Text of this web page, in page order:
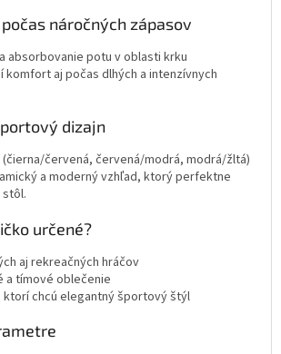
náročných zápasov
absorbovanie potu v oblasti krku
komfort aj počas dlhých a intenzívnych
dizajn
červená, červená/modrá, modrá/žltá)
a moderný vzhľad, ktorý perfektne
stôl.
určené?
aj rekreačných hráčov
a tímové oblečenie
ktorí chcú elegantný športový štýl